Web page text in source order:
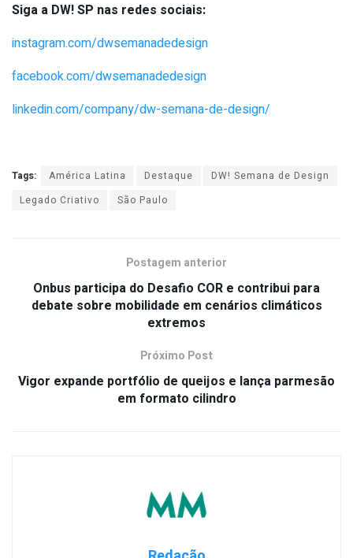
Siga a DW! SP nas redes sociais:
instagram.com/dwsemanadedesign
facebook.com/dwsemanadedesign
linkedin.com/company/dw-semana-de-design/
Tags: América Latina Destaque
DW! Semana de Design
Legado Criativo
São Paulo
Postagem anterior
Onbus participa do Desafio COR e contribui para
debate sobre mobilidade em cenários climáticos
extremos
Próximo Post
Vigor expande portfólio de queijos e lança parmesão
em formato cilindro